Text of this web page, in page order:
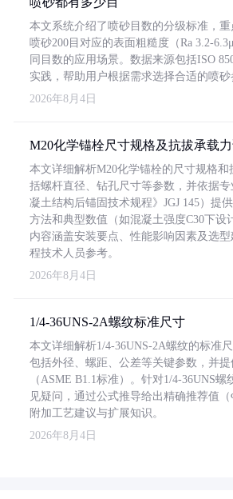
本文系统介绍了喷砂目数的分级标准，
喷砂200目对应的表面粗糙度（Ra 3.2-
同目数的应用场景。数据来源包括ISO
实践，帮助用户根据需求选择合适的喷砂
2026年8月4日
M20化学锚栓尺寸规格及抗拔承载
本文详细解析M20化学锚栓的尺寸规格和
括螺杆直径、钻孔尺寸等参数，并依据
凝土结构后锚固技术规程》JGJ 145）提
方法和典型数值（如混凝土强度C30下设
内容涵盖安装要点、性能影响因素及选
程技术人员参考。
2026年8月4日
1/4-36UNS-2A螺纹标准尺寸
本文详细解析1/4-36UNS-2A螺纹的标准
包括外径、螺距、公差等关键参数，并
（ASME B1.1标准）。针对1/4-36UNS螺
见疑问，通过公式推导给出精确推荐值
附加工艺建议与扩展知识。
2026年8月4日